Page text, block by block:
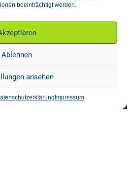
beeinträchtigt werden.
Ablehnen
ansehen
Impressum
da!
3